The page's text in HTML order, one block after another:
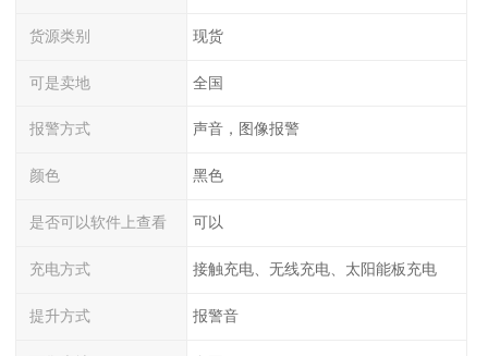
货源类别 现货
可是卖地 全国
报警方式 声音，图像报警
颜色 黑色
是否可以软件上查看 可以
充电方式 接触充电、无线充电、太阳能板充电
提升方式 报警音